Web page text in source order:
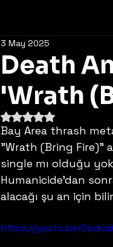
Death
'Wrath
3 May 2025
5 üzerinden NaN yıldız
Bay Area thrash
"Wrath (Bring Fire)"
single mı olduğu
Humanicide'dan
alacağı şu an için
https://youtu.be/